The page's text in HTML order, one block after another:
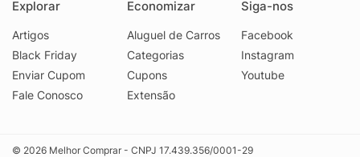
Explorar
Artigos
Black Friday
Enviar Cupom
Fale Conosco
Economizar
Aluguel de Carros
Categorias
Cupons
Extensão
Siga-nos
Facebook
Instagram
Youtube
© 2026 Melhor Comprar - CNPJ 17.439.356/0001-29